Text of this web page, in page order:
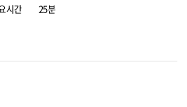
시간
25분